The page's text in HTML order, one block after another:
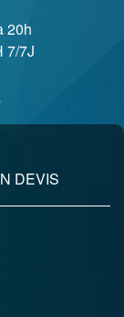
20h
7/7J
DEVIS